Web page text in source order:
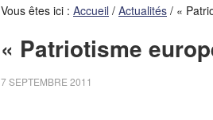
Vous êtes ici : Accueil / Actualités / «
« Patriotisme
7 SEPTEMBRE 2011